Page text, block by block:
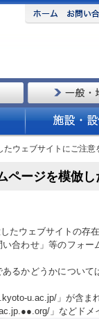
たウェブサイトにご注意
ページを模倣
たウェブサイトの存
合わせ」等のフォ
るかどうかについ
u.ac.jp/」が含ま
」などドメ